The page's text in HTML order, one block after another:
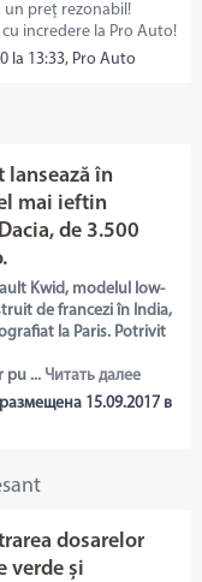
un preț rezonabil!
incredere la Pro Auto!
la 13:33, Pro Auto
lansează în
mai ieftin
de 3.500
Kwid, modelul low-
de francezi în India,
la Paris. Potrivit
pu ... Читать далее
15.09.2017 в
dosarelor
verde și